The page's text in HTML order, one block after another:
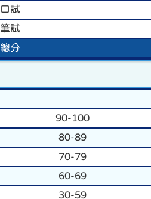
口試
筆試
總分
90-100
80-89
70-79
60-69
30-59